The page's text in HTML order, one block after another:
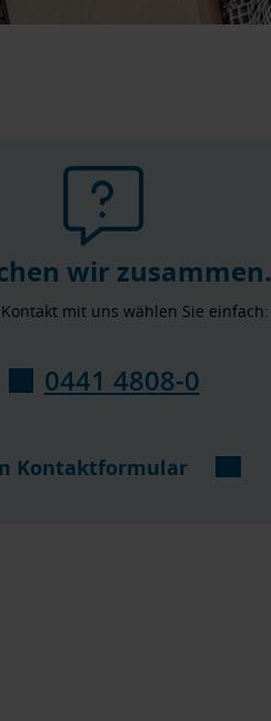
wir zusammen.
mit uns wählen Sie einfach:
0441 4808-0
Kontaktformular